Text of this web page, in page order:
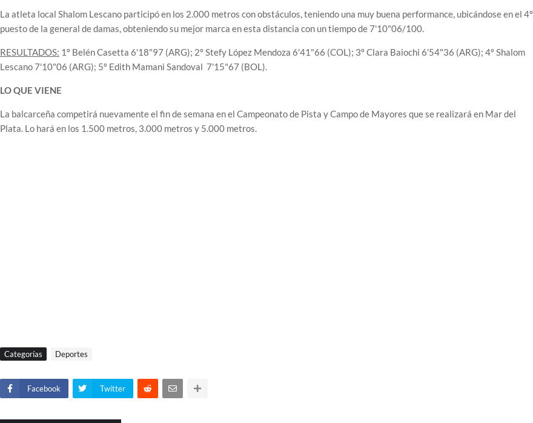
La atleta local Shalom Lescano participó en los 2.000 metros con obstáculos, teniendo una muy buena performance, ubicándose en el 4º
puesto de la general de damas, obteniendo su mejor marca en esta distancia con un tiempo de 7'10"06/100.
RESULTADOS: 1º Belén Casetta 6'18"97 (ARG); 2º Stefy López Mendoza 6'41"66 (COL); 3º Clara Baiochi 6'54"36 (ARG); 4º Shalom
Lescano 7'10"06 (ARG); 5º Edith Mamani Sandoval 7'15"67 (BOL).
LO QUE VIENE
La balcarceña competirá nuevamente el fin de semana en el Campeonato de Pista y Campo de Mayores que se realizará en Mar del
Plata. Lo hará en los 1.500 metros, 3.000 metros y 5.000 metros.
Categorías Deportes
Facebook Twitter